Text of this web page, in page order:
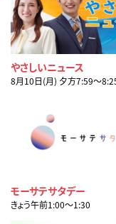
やさしいニュース
8月10日(月) 夕方7:59〜
モーサテサタデー
きょう午前1:00〜1:30